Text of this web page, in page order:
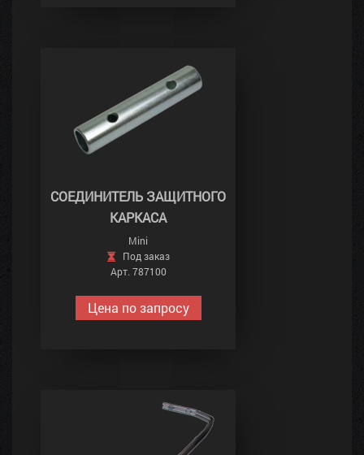
СОЕДИНИТЕЛЬ ЗАЩИТНОГО
КАРКАСА
Mini
Под заказ
Арт. 787100
Цена по запросу